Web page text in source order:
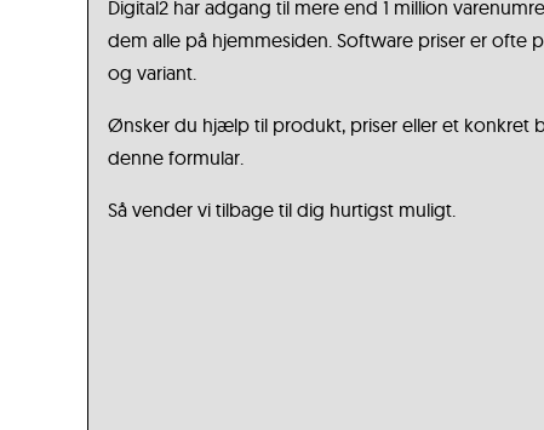
Digital2 har adgang til mere end 1 million
dem alle på hjemmesiden. Software priser er ofte
og variant.
Ønsker du hjælp til produkt, priser eller et konkret
denne formular.
Så vender vi tilbage til dig hurtigst muligt.